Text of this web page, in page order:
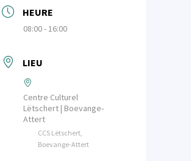
HEURE
08:00 - 16:00
LIEU
Centre Culturel
Lëtschert | Boevange-
Attert
CCS Lëtschert,
Boevange-Attert